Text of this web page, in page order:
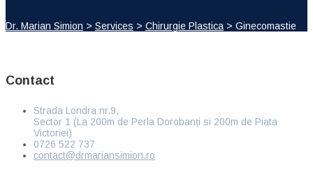
Dr. Marian Simion > Services > Chirurgie Plastica> Ginecomastie
Contact
Strada Londra nr.9,
Sector 1 (La 200m de Perla Dorobanți si 200m de Piata
Victoriei)
0726 522 737
contact@drmariansimion.ro